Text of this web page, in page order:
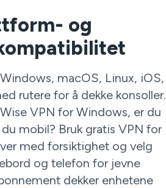
og
macOS, Linux, iOS,
rutere for å dekke konsoller.
VPN for Windows, er du
mobil? Bruk gratis VPN for
med forsiktighet og velg
og telefon for jevne
dekker enhetene